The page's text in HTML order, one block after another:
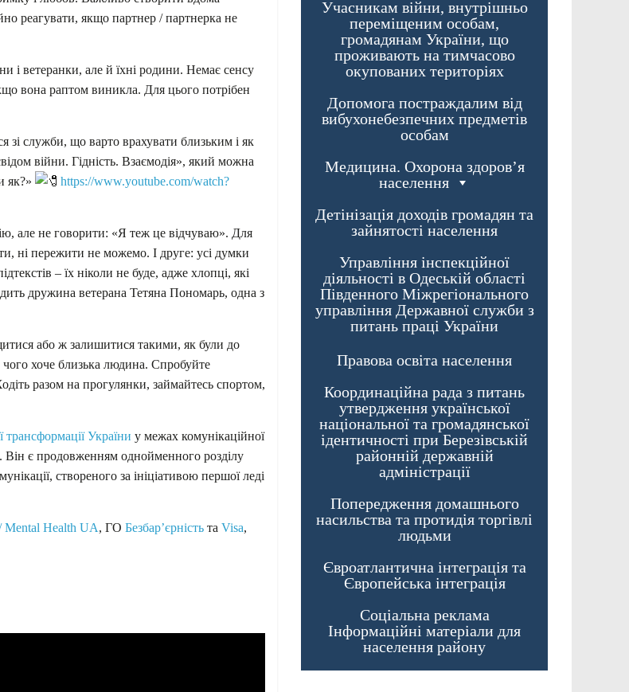
реагувати, якщо партнер / партнерка не
і ветеранки, але й їхні родини. Немає сенсу
вона раптом виникла. Для цього потрібен
зі служби, що варто врахувати близьким і як
війни. Гідність. Взаємодія», який можна
як?»
https://www.youtube.com/watch?
але не говорити: «Я теж це відчуваю». Для
ні пережити не можемо. І друге: усі думки
– їх ніколи не буде, адже хлопці, які
дружина ветерана Тетяна Пономарь, одна з
або ж залишитися такими, як були до
хоче близька людина. Спробуйте
разом на прогулянки, займайтесь спортом,
трансформації України у межах комунікаційної
Він є продовженням однойменного розділу
створеного за ініціативою першої леді
Health UA, ГО Безбар’єрність та Visa,
Учасникам війни, внутрішньо
переміщеним особам,
громадянам України, що
проживають на тимчасово
окупованих територіях
Допомога постраждалим від
вибухонебезпечних предметів
особам
Медицина. Охорона здоров’я
населення
Детінізація доходів громадян та
зайнятості населення
Управління інспекційної
діяльності в Одеській області
Південного Міжрегіонального
управління Державної служби з
питань праці України
Правова освіта населення
Координаційна рада з питань
утвердження української
національної та громадянської
ідентичності при Березівській
районній державній
адміністрації
Попередження домашнього
насильства та протидія торгівлі
людьми
Євроатлантична інтеграція та
Європейська інтеграція
Соціальна реклама
Інформаційні матеріали для
населення району